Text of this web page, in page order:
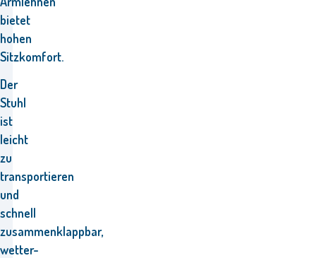
bietet
hohen
Sitzkomfort.
Der
Stuhl
ist
leicht
zu
transportieren
und
schnell
zusammenklappbar,
wetter-